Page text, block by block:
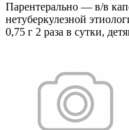
Парентерально — в/в
нетуберкулезной
0,75 г 2 раза в сутки,